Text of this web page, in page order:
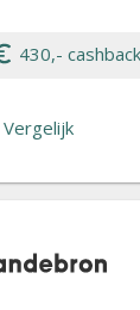
430,- cashback
Vergelijk